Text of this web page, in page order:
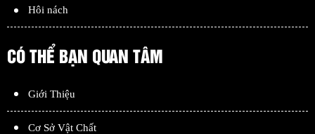
Hôi nách
CÓ THỂ BẠN QUAN TÂM
Giới Thiệu
Cơ Sở Vật Chất